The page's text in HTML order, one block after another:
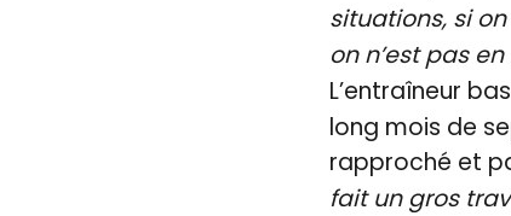
situations, si
on n’est pas
L’entraîneur
long mois de
rapproché et
fait un gros